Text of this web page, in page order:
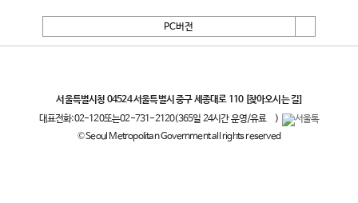
PC버전
서울특별시청 04524 서울특별시 중구 세종대로 110 [찾아오시는 길]
대표전화:02-120또는02-731-2120(365일 24시간 운영/유료
)
© Seoul Metropolitan Government all rights reserved